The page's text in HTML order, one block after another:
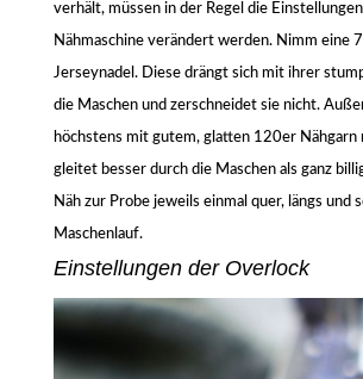
verhält, müssen in der Regel die
Nähmaschine verändert werden. Nimm eine
Jerseynadel. Diese drängt sich mit ihrer
die Maschen und zerschneidet sie nicht.
höchstens mit gutem, glatten 120er Nähgarn
gleitet besser durch die Maschen als ganz
Näh zur Probe jeweils einmal quer, längs und
Maschenlauf.
Einstellungen der Overlock